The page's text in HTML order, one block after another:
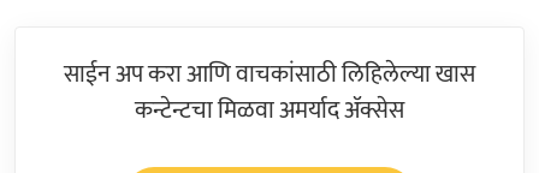
साईन अप करा आणि वाचकांसाठी लिहिलेल्या खास
कन्टेन्टचा मिळवा अमर्याद ॲक्सेस